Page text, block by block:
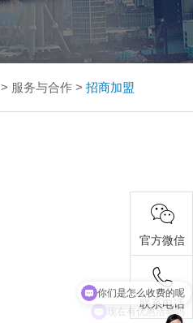
> 服务与合作 > 招商加盟
官方微信
联系电话
你们是怎么收费的呢
现在有优惠活动吗